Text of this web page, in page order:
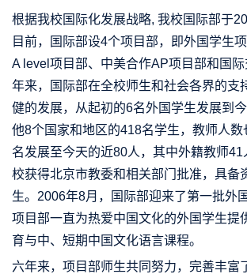
根据我校国际化发展战略, 我校国际部于
目前，国际部设4个项目部，即外国学生
A level项目部、中美合作AP项目部和国
年来，国际部在全校师生和社会各界的支
健的发展，从起初的6名外国学生发展到
他8个国家和地区的418名学生，教师人
名发展至今天的近80人，其中外籍教师
校获得北京市教委和相关部门批准，具备
生。2006年8月，国际部迎来了第一批外
项目部一直为热爱中国文化的外国学生提
育与中、短期中国文化语言课程。
六年来，项目部师生共同努力，完善丰富